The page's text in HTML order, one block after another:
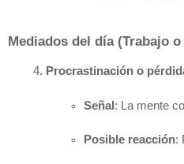
Mediados del día (Trabajo
Procrastinación o
Señal : La mente
Posible reacción: